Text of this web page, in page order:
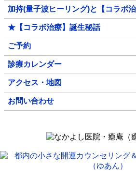
加持(量子波ヒーリング)と【コラボ
★【コラボ治療】誕生秘話
ご予約
診療カレンダー
アクセス・地図
お問い合わせ